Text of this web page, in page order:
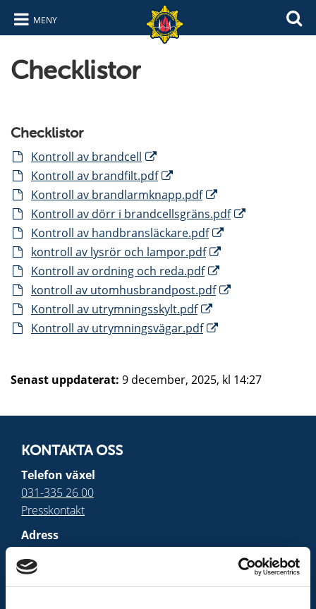
MENY
Hoppa till innehåll
Hoppa till navigering
Checklistor
Checklistor
Kontroll av brandcell
Kontroll av brandfilt.pdf
Kontroll av brandlarmknapp.pdf
Kontroll av dörr i brandcellsgräns.pdf
Kontroll av handbransläckare.pdf
kontroll av lysrör och lampor.pdf
Kontroll av ordning och reda.pdf
kontroll av utomhusbrandpost.pdf
Kontroll av utrymningsskylt.pdf
Kontroll av utrymningsvägar.pdf
Senast uppdaterat: 9 december, 2025, kl 14:27
KONTAKTA OSS
Telefon växel
031-335 26 00
Presskontakt
Adress
Storgöteborg
Box 5204